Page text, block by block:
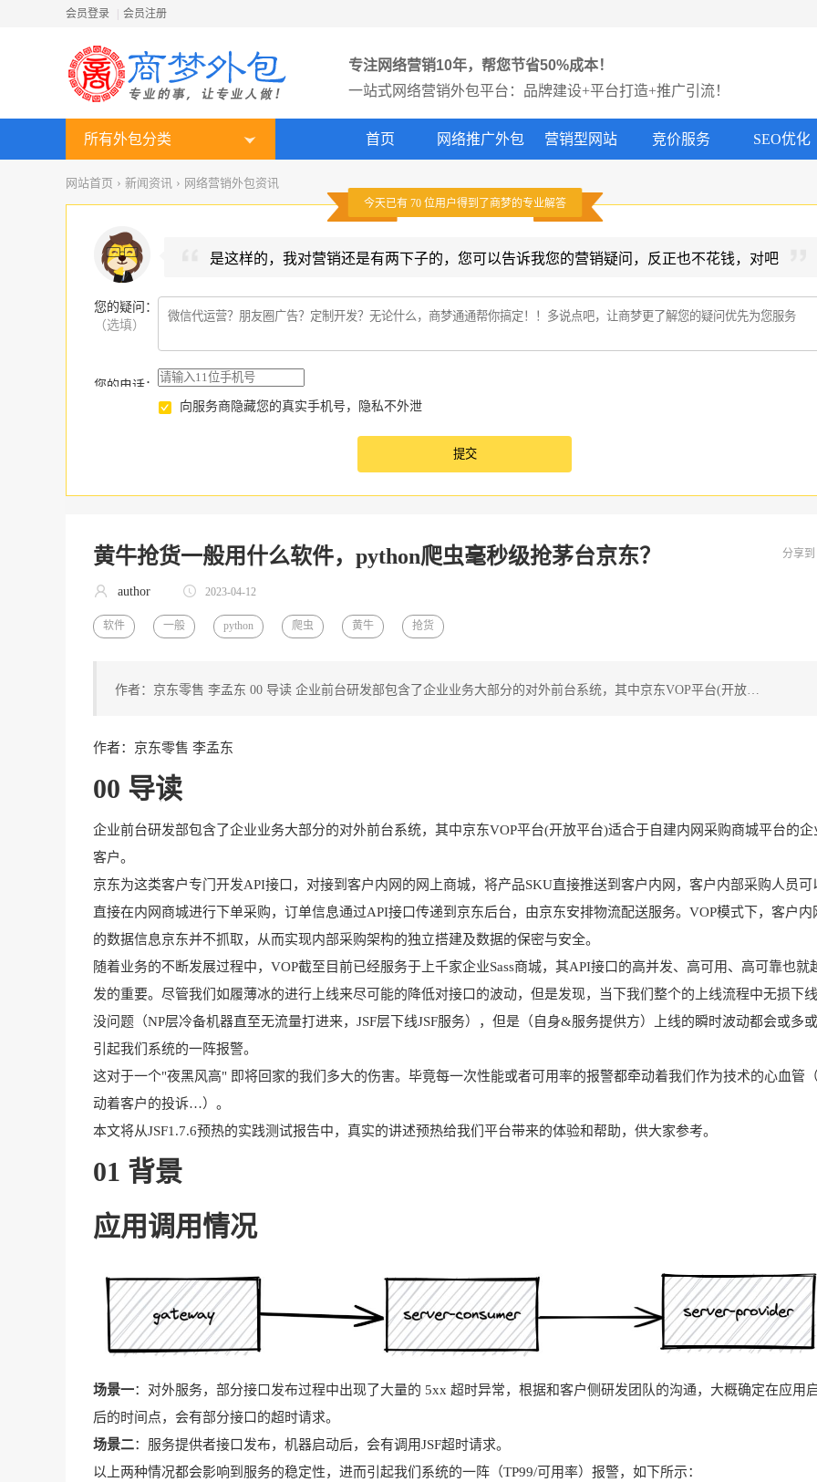
会员登录 会员注册
专注网络营销10年，帮您节省50%成本！
一站式网络营销外包平台：品牌建设+平台打造+推广引流！
所有外包分类 首页 网络推广外包 营销型网站 竞价服务 SEO优化
网站首页 › 新闻资讯 › 网络营销外包资讯
今天已有 70位用户得到了商梦的专业解答
是这样的，我对营销还是有两下子的，您可以告诉我您的营销疑问，反正也不花钱，对吧
您的疑问
（选填）
：
您的电话：
向服务商隐藏您的真实手机号，隐私不外泄
黄牛抢货一般用什么软件，python爬虫毫秒级抢茅台京东？ 分享到
author 2023-04-12
软件 一般 python 爬虫 黄牛 抢货
作者：京东零售 李孟东 00 导读 企业前台研发部包含了企业业务大部分的对外前台系统，其中京东VOP平台(开放…
作者：京东零售 李孟东
00 导读
企业前台研发部包含了企业业务大部分的对外前台系统，其中京东VOP平台(开放平台)适合于自建内网采购商城平台的企
客户。
京东为这类客户专门开发API接口，对接到客户内网的网上商城，将产品SKU直接推送到客户内网，客户内部采购人员可
直接在内网商城进行下单采购，订单信息通过API接口传递到京东后台，由京东安排物流配送服务。VOP模式下，客户内
的数据信息京东并不抓取，从而实现内部采购架构的独立搭建及数据的保密与安全。
随着业务的不断发展过程中，VOP截至目前已经服务于上千家企业Sass商城，其API接口的高并发、高可用、高可靠也就
发的重要。尽管我们如履薄冰的进行上线来尽可能的降低对接口的波动，但是发现，当下我们整个的上线流程中无损下
没问题（NP层冷备机器直至无流量打进来， JSF层下线JSF服务），但是（自身&服务提供方）上线的瞬时波动都会或多
引起我们系统的一阵报警。
这对于一个"夜黑风高" 即将回家的我们多大的伤害。毕竟每一次性能或者可用率的报警都牵动着我们作为技术的心血管
动着客户的投诉…）。
本文将从JSF1.7.6预热的实践测试报告中，真实的讲述预热给我们平台带来的体验和帮助，供大家参考。
01 背景
应用调用情况
场景一：对外服务，部分接口发布过程中出现了大量的 5xx 超时异常，根据和客户侧研发团队的沟通，大概确定在应用
后的时间点，会有部分接口的超时请求。
场景二：服务提供者接口发布，机器启动后，会有调用JSF超时请求。
以上两种情况都会影响到服务的稳定性，进而引起我们系统的一阵（TP99/可用率）报警，如下所示：